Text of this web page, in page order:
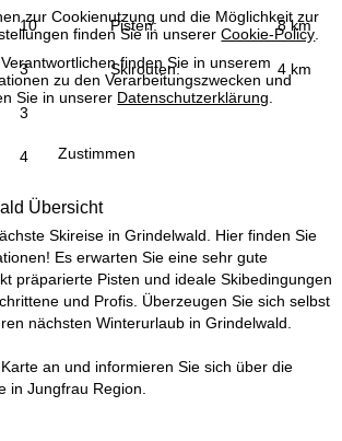
zur Cookienutzung und die Möglichkeit zur
finden Sie in unsererCookie-Policy
finden Sie in unserem
zu den Verarbeitungszwecken und
Sie in unserer Datenschutzerklärung
Zustimmen
10 Pisten: 8 km
3 Skirouten: 4 km
3
4
Übersicht
Skireise in Grindelwald. Hier finden Sie
Es erwarten Sie eine sehr gute
präparierte Pisten und ideale Skibedingungen
und Profis. Überzeugen Sie sich selbst
nächsten Winterurlaub in Grindelwald.
an und informieren Sie sich über die
in Jungfrau Region.